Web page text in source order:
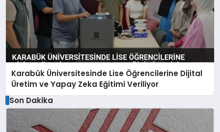
Karabük Üniversitesinde Lise Öğrencilerine Dijital
Üretim ve Yapay Zeka Eğitimi Veriliyor
Son Dakika